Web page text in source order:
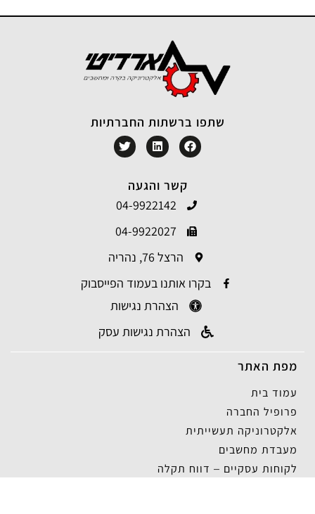
מפת האתר
עמוד בית
פרופיל החברה
אלקטרוניקה תעשייתית
מעבדת מחשבים
לקוחות עסקיים – דווח תקלה
קשר והגעה
04-9922142
04-9922027
הרצל 76, נהריה
בקרו אותנו בעמוד הפייסבוק
הצהרת נגישות
הצהרת נגישות עסק
שתפו ברשתות החברתיות